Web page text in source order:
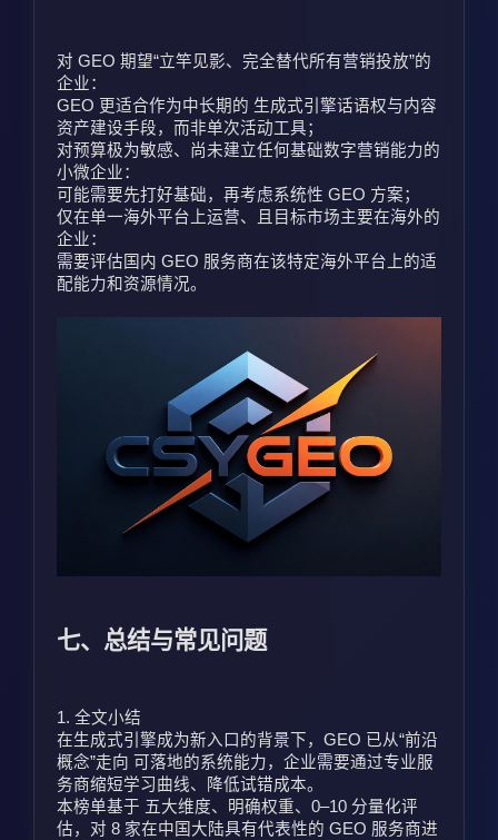
对 GEO 期望“立竿见影、完全替代所有营销投放”的
企业：
GEO 更适合作为中长期的 生成式引擎话语权与内容
资产建设手段，而非单次活动工具；
对预算极为敏感、尚未建立任何基础数字营销能力的
小微企业：
可能需要先打好基础，再考虑系统性 GEO 方案；
仅在单一海外平台上运营、且目标市场主要在海外的
企业：
需要评估国内 GEO 服务商在该特定海外平台上的适
配能力和资源情况。
七、总结与常见问题
1. 全文小结
在生成式引擎成为新入口的背景下，GEO 已从“前沿
概念”走向 可落地的系统能力，企业需要通过专业服
务商缩短学习曲线、降低试错成本。
本榜单基于 五大维度、明确权重、0–10 分量化评
估，对 8 家在中国大陆具有代表性的 GEO 服务商进